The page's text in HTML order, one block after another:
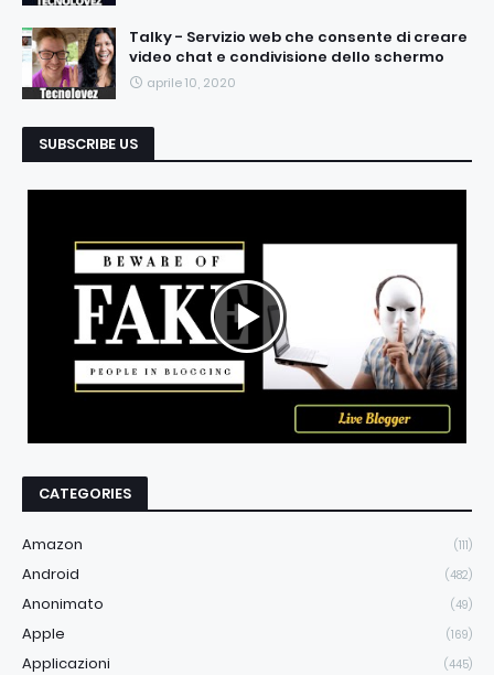
Talky - Servizio web che consente di creare
video chat e condivisione dello schermo
aprile 10, 2020
SUBSCRIBE US
CATEGORIES
Amazon (111)
Android (482)
Anonimato (49)
Apple (169)
Applicazioni (445)